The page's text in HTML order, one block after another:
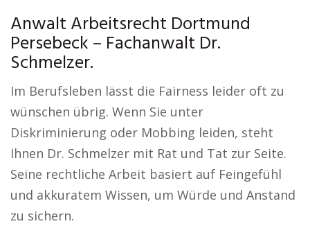
Anwalt Arbeitsrecht Dortmund
Persebeck – Fachanwalt Dr.
Schmelzer.
Im Berufsleben lässt die Fairness leider oft zu
wünschen übrig. Wenn Sie unter
Diskriminierung oder Mobbing leiden, steht
Ihnen Dr. Schmelzer mit Rat und Tat zur Seite.
Seine rechtliche Arbeit basiert auf Feingefühl
und akkuratem Wissen, um Würde und Anstand
zu sichern.